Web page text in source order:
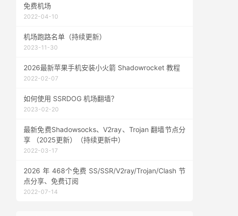
免费机场
2022-04-10
机场跑路名单（持续更新）
2023-11-30
2026最新苹果手机安装小火箭 Shadowrocket 教程
2022-02-07
如何使用 SSRDOG 机场翻墙？
2023-02-20
最新免费Shadowsocks、V2ray、Trojan 翻墙节点分
享 （2025更新）（持续更新中）
2022-03-17
2026 年 468个免费 SS/SSR/V2ray/Trojan/Clash 节
点分享、免费订阅
2022-07-14